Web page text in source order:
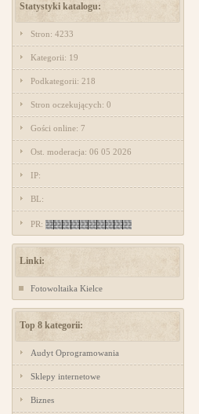
Statystyki katalogu:
Stron: 4233
Kategorii: 19
Podkategorii: 218
Stron oczekujących: 0
Gości online: 7
Ost. moderacja: 06 05 2026
IP:
BL:
PR:
Linki:
Fotowoltaika Kielce
Top 8 kategorii:
Audyt Oprogramowania
Sklepy internetowe
Biznes